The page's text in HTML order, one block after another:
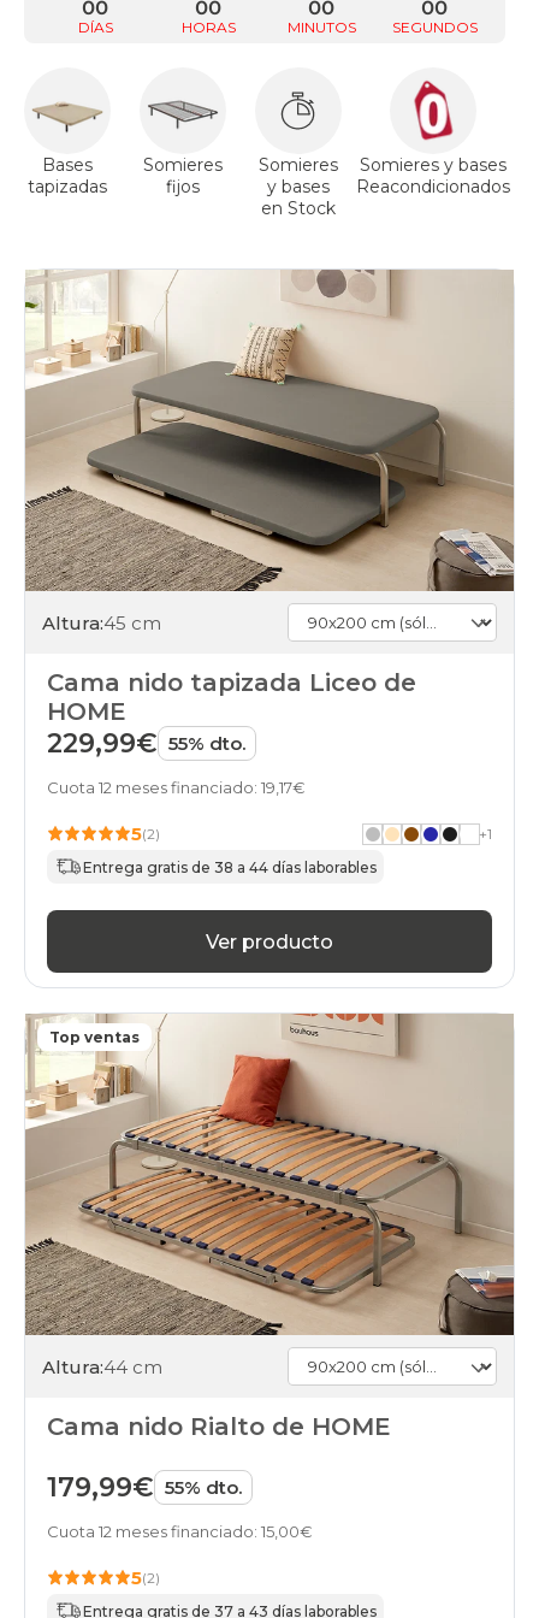
DÍAS
00
HORAS
00
MINUTOS
00
SEGUNDOS
00
Bases
tapizadas
Somieres
fijos
Somieres
y bases
en Stock
Somieres y bases
Reacondicionados
Altura:45 cm
Cama nido tapizada Liceo de
HOME
229,99€ 55% dto.
Cuota 12 meses financiado: 19,17€
5(2) +1
Entrega gratis de 38 a 44 días laborables
Ver producto
Top ventas
Altura:44 cm
Cama nido Rialto de HOME
179,99€ 55% dto.
Cuota 12 meses financiado: 15,00€
5(2)
Entrega gratis de 37 a 43 días laborables